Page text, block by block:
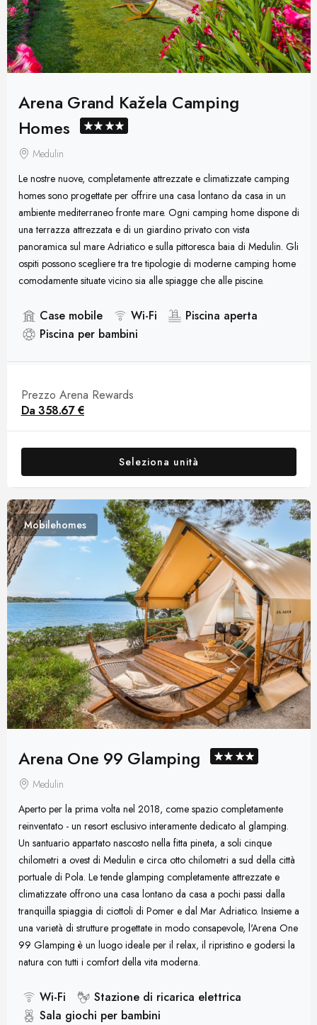
Arena Grand Kažela Camping
Homes
Medulin
Le nostre nuove, completamente attrezzate e climatizzate camping
homes sono progettate per offrire una casa lontano da casa in un
ambiente mediterraneo fronte mare. Ogni camping home dispone di
una terrazza attrezzata e di un giardino privato con vista
panoramica sul mare Adriatico e sulla pittoresca baia di Medulin. Gli
ospiti possono scegliere tra tre tipologie di moderne camping home
comodamente situate vicino sia alle spiagge che alle piscine.
Case mobile Wi-Fi
Piscina aperta
Piscina per bambini
Prezzo Arena Rewards
Da358.67 €
Seleziona unità
Mobilehomes
Arena One 99 Glamping
Medulin
Aperto per la prima volta nel 2018, come spazio completamente
reinventato - un resort esclusivo interamente dedicato al glamping.
Un santuario appartato nascosto nella fitta pineta, a soli cinque
chilometri a ovest di Medulin e circa otto chilometri a sud della città
portuale di Pola. Le tende glamping completamente attrezzate e
climatizzate offrono una casa lontano da casa a pochi passi dalla
tranquilla spiaggia di ciottoli di Pomer e dal Mar Adriatico. Insieme a
una varietà di strutture progettate in modo consapevole, l'Arena One
99 Glamping è un luogo ideale per il relax, il ripristino e godersi la
natura con tutti i comfort della vita moderna.
Wi-Fi
Stazione di ricarica elettrica
Sala giochi per bambini